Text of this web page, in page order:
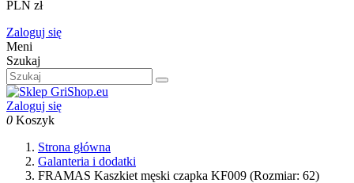
PLN zł
Zaloguj się
Meni
Szukaj
Zaloguj się
0 Koszyk
Strona główna
Galanteria i dodatki
FRAMAS Kaszkiet męski czapka KF009 (Rozmiar: 62)